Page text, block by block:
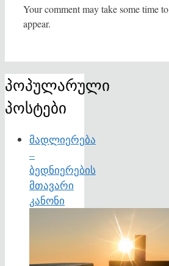
Your comment may take some time to
appear.
პოპულარული
პოსტები
მადლიერება
–
ბედნიერების
მთავარი
კანონი